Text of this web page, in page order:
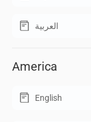
العربية
America
English